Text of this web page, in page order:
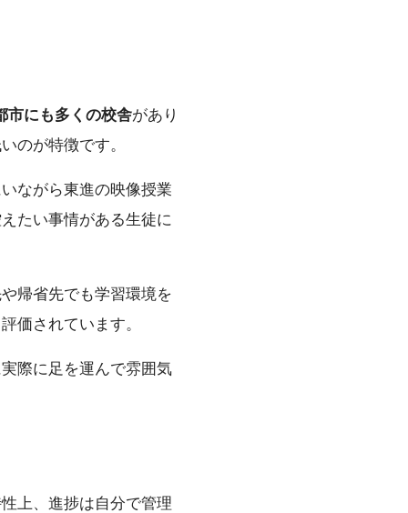
市にも多くの校舎があり
のが特徴です。
ながら東進の映像授業
たい事情がある生徒に
帰省先でも学習環境を
価されています。
際に足を運んで雰囲気
上、進捗は自分で管理